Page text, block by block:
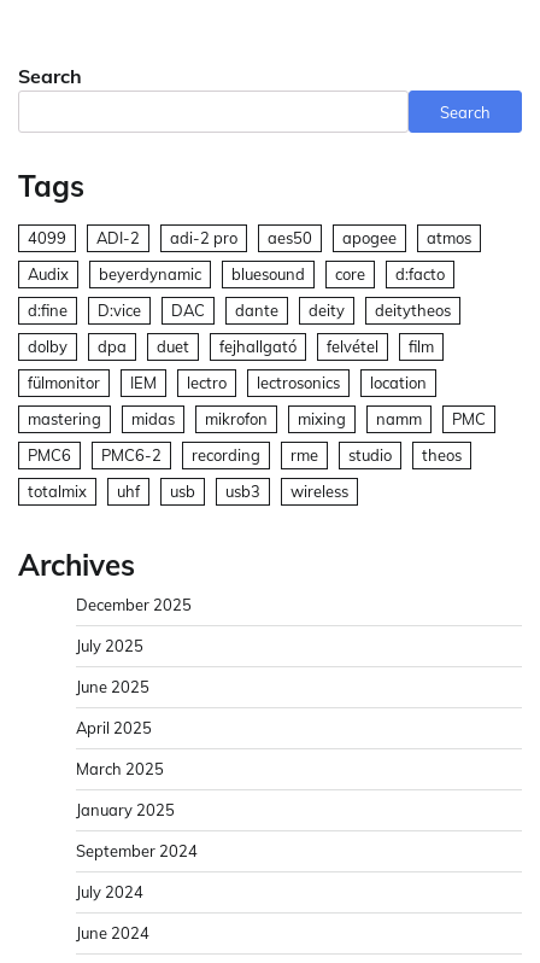
Search
Search
Tags
4099 ADI-2 adi-2 pro aes50 apogee
atmos
Audix
beyerdynamic bluesound core
d:facto
d:fine
D:vice DAC dante deity
deitytheos
dolby
dpa duet fejhallgató felvétel
film
fülmonitor
IEM lectro lectrosonics
location
mastering
midas mikrofon mixing namm
PMC
PMC6
PMC6-2 recording rme studio
theos
totalmix
uhf usb usb3 wireless
Archives
December 2025
July 2025
June 2025
April 2025
March 2025
January 2025
September 2024
July 2024
June 2024